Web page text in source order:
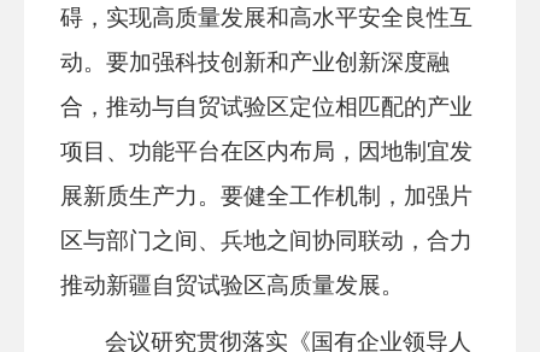
碍，实现高质量发展和高水平安全良性互
动。要加强科技创新和产业创新深度融
合，推动与自贸试验区定位相匹配的产业
项目、功能平台在区内布局，因地制宜发
展新质生产力。要健全工作机制，加强片
区与部门之间、兵地之间协同联动，合力
推动新疆自贸试验区高质量发展。
会议研究贯彻落实《国有企业领导人